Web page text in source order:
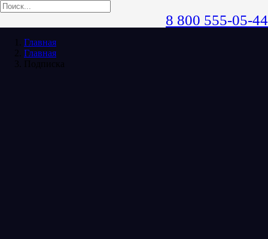
8 800 555-05-44
Главная
Главная
Подписка